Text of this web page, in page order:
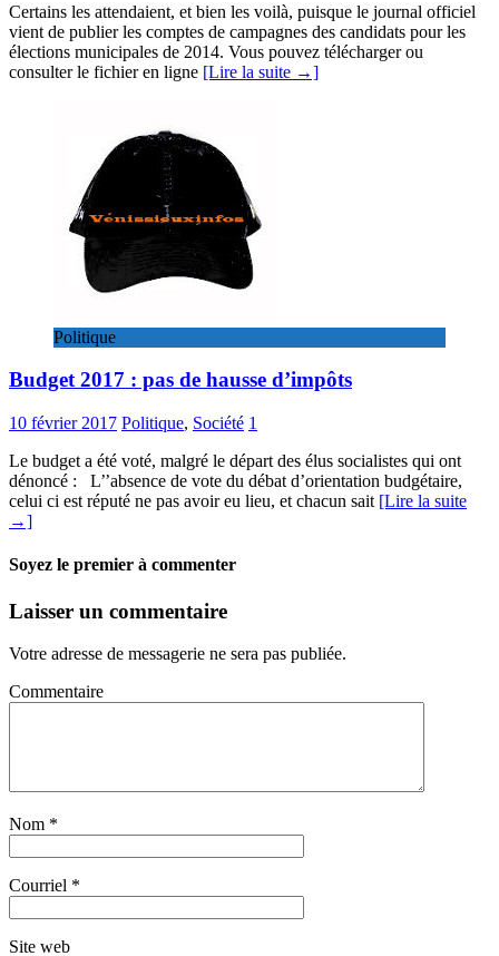
Certains les attendaient, et bien les voilà, puisque le journal officiel
vient de publier les comptes de campagnes des candidats pour les
élections municipales de 2014. Vous pouvez télécharger ou
consulter le fichier en ligne [Lire la suite →]
Politique
Budget 2017 : pas de hausse d’impôts
10 février 2017 Politique, Société 1
Le budget a été voté, malgré le départ des élus socialistes qui ont
dénoncé : L’’absence de vote du débat d’orientation budgétaire,
celui ci est réputé ne pas avoir eu lieu, et chacun sait [Lire la suite
→]
Soyez le premier à commenter
Laisser un commentaire
Votre adresse de messagerie ne sera pas publiée.
Commentaire
Nom *
Courriel *
Site web